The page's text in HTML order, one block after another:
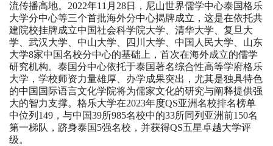
流传播高地。2022年11月28日，尼山世界儒学中心泰国格乐
大学分中心等三个首批海外分中心揭牌成立，这是在依托共
建院校挂牌成立中国社会科学院大学、清华大学、复旦大
学、武汉大学、中山大学、四川大学、中国人民大学、山东
大学8家中国名校分中心的基础上，首次在海外成立的儒学
研究机构。泰国分中心依托于泰国著名综合性高等学府格乐
大学，学校师资力量雄厚、办学成果突出，尤其是独具特色
的中国国际语言文化学院将为儒家文化的研究与阐释提供强
大的智力支撑。格乐大学在2023年度QS亚洲名校排名榜单
中位列149，与中国39所985名校中的33所同列亚洲前150名
第一梯队，跻身泰国5强名校，并获得QS五星卓越大学评
级。